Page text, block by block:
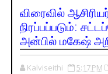
விரைவில்
நிரப்பப்படும்:
அன்பில் மகேஷ்
Kalviseithi 5:17 PM